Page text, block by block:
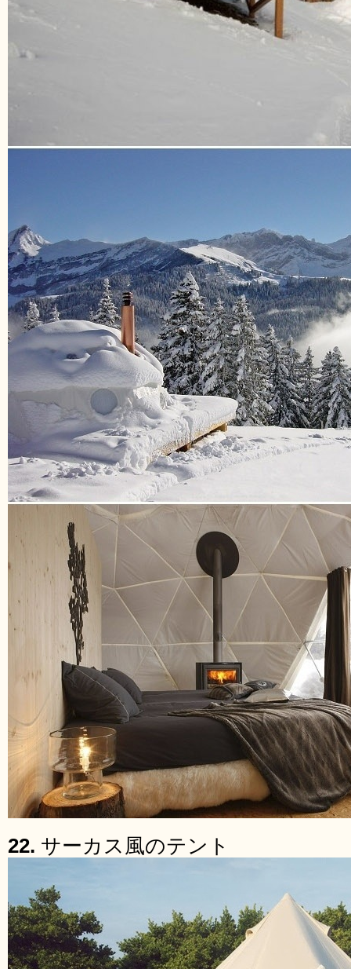
22. サーカス風のテント